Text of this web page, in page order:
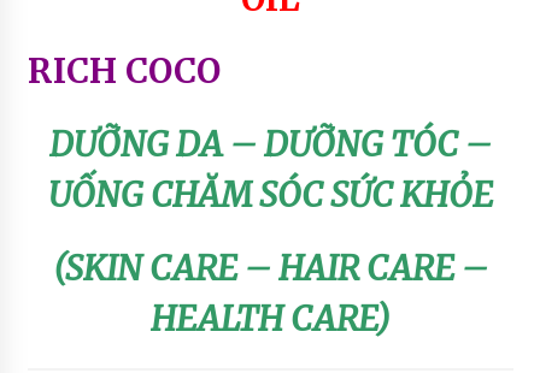
7 years ago
SẢN PHẨM THIÊN NHIÊN ĐƯỢC TIN DÙNG
7 years ago
RICH COCO
DƯỠNG DA – DƯỠNG TÓC –
UỐNG CHĂM SÓC SỨC KHỎE
(SKIN CARE – HAIR CARE –
HEALTH CARE)